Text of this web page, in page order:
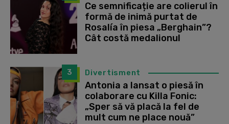
Ce semnificație are colierul în
formă de inimă purtat de
Rosalía în piesa „Berghain”?
Cât costă medalionul
3 Divertisment
Antonia a lansat o piesă în
colaborare cu Killa Fonic:
„Sper să vă placă la fel de
mult cum ne place nouă”